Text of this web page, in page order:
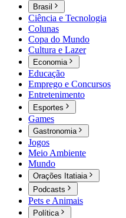
Brasil
Ciência e Tecnologia
Colunas
Copa do Mundo
Cultura e Lazer
Economia
Educação
Emprego e Concursos
Entretenimento
Esportes
Games
Gastronomia
Jogos
Meio Ambiente
Mundo
Orações Itatiaia
Podcasts
Pets e Animais
Política